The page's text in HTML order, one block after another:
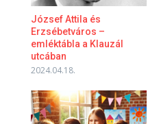
József Attila és
Erzsébetváros –
emléktábla a Klauzál
utcában
2024.04.18.